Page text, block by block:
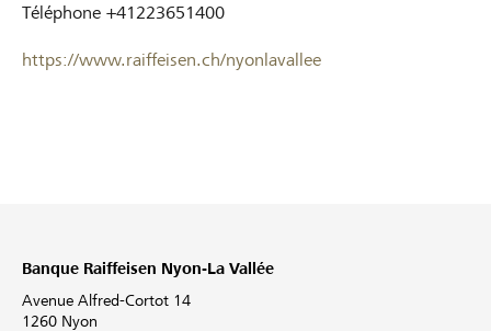
Téléphone +41223651400
https://www.raiffeisen.ch/nyonlavallee
Banque Raiffeisen Nyon-La Vallée
Avenue Alfred-Cortot 14
1260 Nyon